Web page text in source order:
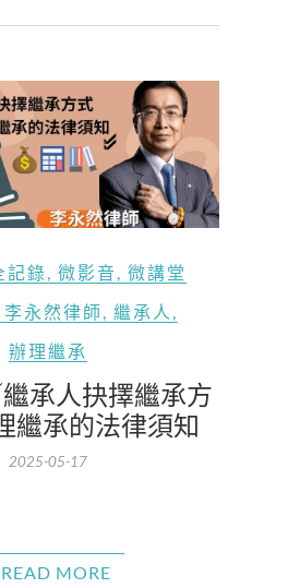
記錄, 微影音, 微講堂
李永然律師, 繼承人 ,
辦理繼承
承人抉擇繼承方
繼承的法律須知
2025-05-17
READ MORE